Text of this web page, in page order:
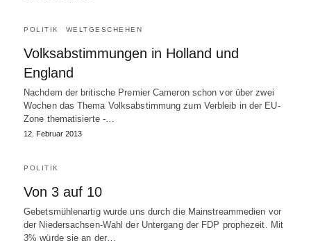
POLITIK WELTGESCHEHEN
Volksabstimmungen in Holland und
England
Nachdem der britische Premier Cameron schon vor über zwei
Wochen das Thema Volksabstimmung zum Verbleib in der EU-
Zone thematisierte -…
12. Februar 2013
POLITIK
Von 3 auf 10
Gebetsmühlenartig wurde uns durch die Mainstreammedien vor
der Niedersachsen-Wahl der Untergang der FDP prophezeit. Mit
3% würde sie an der…